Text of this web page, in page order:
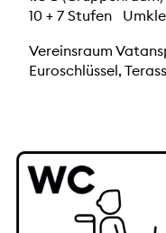
10 + 7 Stufen
Vereinsraum
Euroschlüssel,